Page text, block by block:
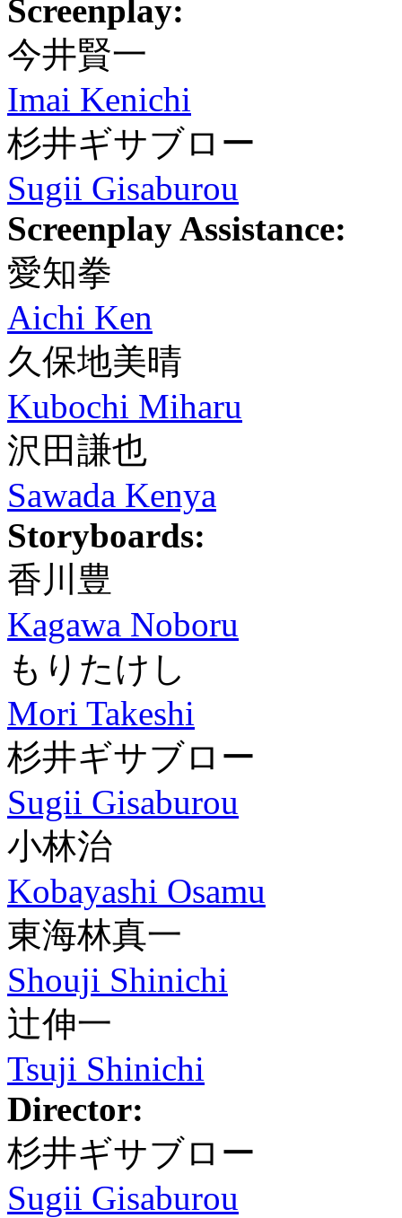
Screenplay:
今井賢一
Imai Kenichi
杉井ギサブロー
Sugii Gisaburou
Screenplay Assistance:
愛知拳
Aichi Ken
久保地美晴
Kubochi Miharu
沢田謙也
Sawada Kenya
Storyboards:
香川豊
Kagawa Noboru
もりたけし
Mori Takeshi
杉井ギサブロー
Sugii Gisaburou
小林治
Kobayashi Osamu
東海林真一
Shouji Shinichi
辻伸一
Tsuji Shinichi
Director:
杉井ギサブロー
Sugii Gisaburou